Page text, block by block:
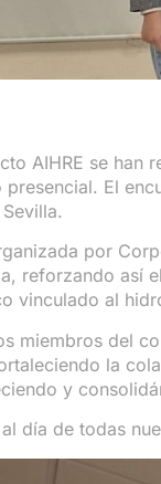
AIHRE se han
El
por
reforzando así
vinculado al
miembros del
la
y
día de todas